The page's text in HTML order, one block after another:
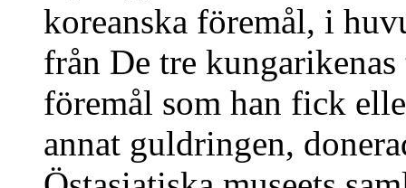
koreanska föremål, i
från De tre
föremål som han fick
annat guldringen,